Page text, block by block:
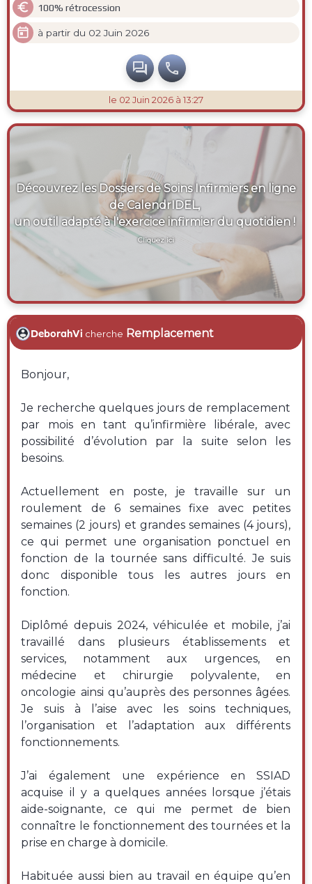
 100% rétrocession
 à partir du 02 Juin 2026
 
le 02 Juin 2026 à 13:27
Découvrez les Dossiers de Soins Infirmiers en ligne
de CalendrIDEL,
un outil adapté à l'exercice infirmier du quotidien !
Cliquez ici
DeborahVi cherche Remplacement
Bonjour,
Je recherche quelques jours de remplacement
par mois en tant qu’infirmière libérale, avec
possibilité d’évolution par la suite selon les
besoins.
Actuellement en poste, je travaille sur un
roulement de 6 semaines fixe avec petites
semaines (2 jours) et grandes semaines (4 jours),
ce qui permet une organisation ponctuel en
fonction de la tournée sans difficulté. Je suis
donc disponible tous les autres jours en
fonction.
Diplômé depuis 2024, véhiculée et mobile, j’ai
travaillé dans plusieurs établissements et
services, notamment aux urgences, en
médecine et chirurgie polyvalente, en
oncologie ainsi qu’auprès des personnes âgées.
Je suis à l’aise avec les soins techniques,
l’organisation et l’adaptation aux différents
fonctionnements.
J’ai également une expérience en SSIAD
acquise il y a quelques années lorsque j’étais
aide-soignante, ce qui me permet de bien
connaître le fonctionnement des tournées et la
prise en charge à domicile.
Habituée aussi bien au travail en équipe qu’en